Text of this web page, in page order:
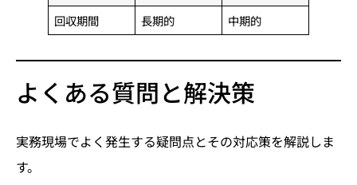
回収期間
長期的 中期的
よくある質問と解決策
実務現場でよく発生する疑問点とその対応策を解説しま
す。